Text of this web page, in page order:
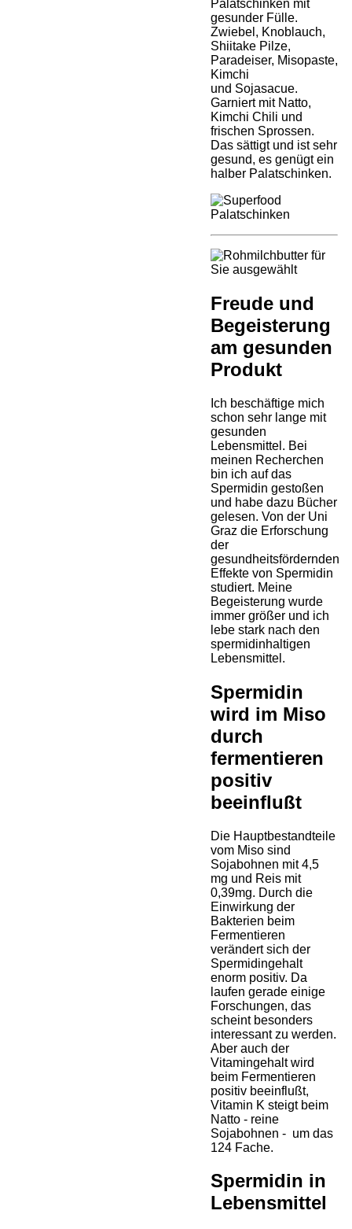
Palatschinken mit
gesunder Fülle.
Zwiebel, Knoblauch,
Shiitake Pilze,
Paradeiser, Misopaste,
Kimchi
und Sojasacue.
Garniert mit Natto,
Kimchi Chili und
frischen Sprossen.
Das sättigt und ist sehr
gesund, es genügt ein
halber Palatschinken.
Freude und
Begeisterung
am gesunden
Produkt
Ich beschäftige mich
schon sehr lange mit
gesunden
Lebensmittel. Bei
meinen Recherchen
bin ich auf das
Spermidin gestoßen
und habe dazu Bücher
gelesen. Von der Uni
Graz die Erforschung
der
gesundheitsfördernden
Effekte von Spermidin
studiert. Meine
Begeisterung wurde
immer größer und ich
lebe stark nach den
spermidinhaltigen
Lebensmittel.
Spermidin
wird im Miso
durch
fermentieren
positiv
beeinflußt
Die Hauptbestandteile
vom Miso sind
Sojabohnen mit 4,5
mg und Reis mit
0,39mg. Durch die
Einwirkung der
Bakterien beim
Fermentieren
verändert sich der
Spermidingehalt
enorm positiv. Da
laufen gerade einige
Forschungen, das
scheint besonders
interessant zu werden.
Aber auch der
Vitamingehalt wird
beim Fermentieren
positiv beeinflußt,
Vitamin K steigt beim
Natto - reine
Sojabohnen - um das
124 Fache.
Spermidin in
Lebensmittel